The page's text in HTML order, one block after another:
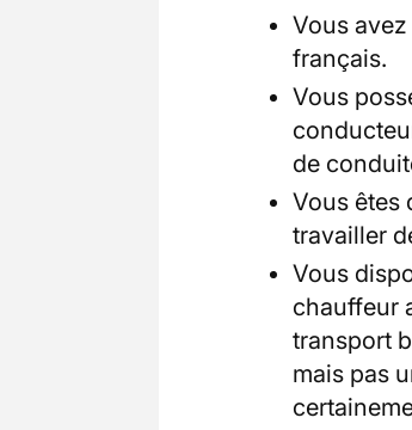
Vous
français.
Vous
de
Vous êtes
travailler
Vous
chauffeur
transport
mais pas